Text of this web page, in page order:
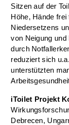
Sitzen auf der
Höhe, Hände
Niedersetzens
von Neigung
durch
reduziert sich
unterstützten
iToilet Projekt
Debrecen,